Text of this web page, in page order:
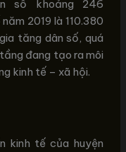
số khoảng 246
2019 là 110.380
tăng dân số, quá
đang tạo ra môi
kinh tế – xã hội.
kinh tế của huyện